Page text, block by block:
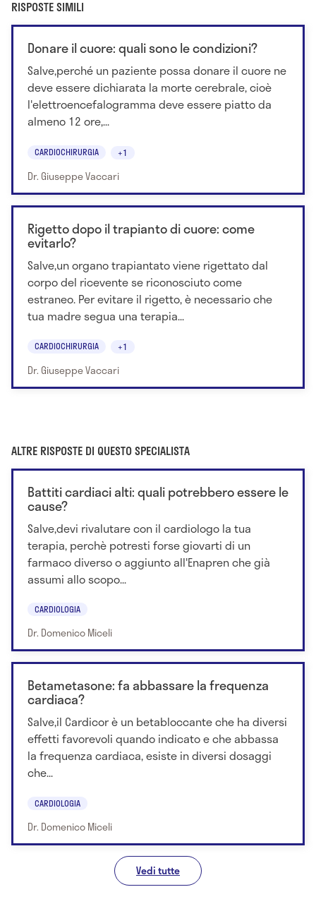
RISPOSTE SIMILI
Donare il cuore: quali sono le condizioni?
Salve,perché un paziente possa donare il cuore ne
deve essere dichiarata la morte cerebrale, cioè
l'elettroencefalogramma deve essere piatto da
almeno 12 ore,...
CARDIOCHIRURGIA +1
Dr. Giuseppe Vaccari
Rigetto dopo il trapianto di cuore: come
evitarlo?
Salve,un organo trapiantato viene rigettato dal
corpo del ricevente se riconosciuto come
estraneo. Per evitare il rigetto, è necessario che
tua madre segua una terapia...
CARDIOCHIRURGIA +1
Dr. Giuseppe Vaccari
ALTRE RISPOSTE DI QUESTO SPECIALISTA
Battiti cardiaci alti: quali potrebbero essere le
cause?
Salve,devi rivalutare con il cardiologo la tua
terapia, perchè potresti forse giovarti di un
farmaco diverso o aggiunto all'Enapren che già
assumi allo scopo...
CARDIOLOGIA
Dr. Domenico Miceli
Betametasone: fa abbassare la frequenza
cardiaca?
Salve,il Cardicor è un betabloccante che ha diversi
effetti favorevoli quando indicato e che abbassa
la frequenza cardiaca, esiste in diversi dosaggi
che...
CARDIOLOGIA
Dr. Domenico Miceli
Vedi tutte